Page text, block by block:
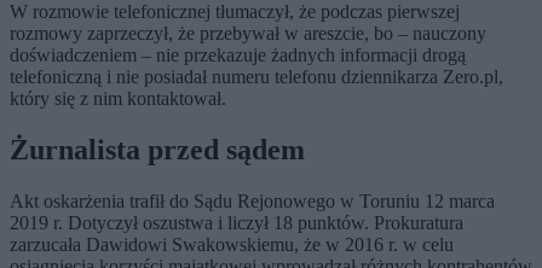
W rozmowie telefonicznej tłumaczył, że podczas pierwszej
rozmowy zaprzeczył, że przebywał w areszcie, bo – nauczony
doświadczeniem – nie przekazuje żadnych informacji drogą
telefoniczną i nie posiadał numeru telefonu dziennikarza Zero.pl,
który się z nim kontaktował.
Żurnalista przed sądem
Akt oskarżenia trafił do Sądu Rejonowego w Toruniu 12 marca
2019 r. Dotyczył oszustwa i liczył 18 punktów. Prokuratura
zarzucała Dawidowi Swakowskiemu, że w 2016 r. w celu